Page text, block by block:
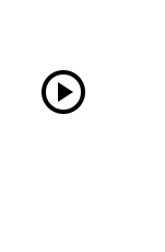
play_circle